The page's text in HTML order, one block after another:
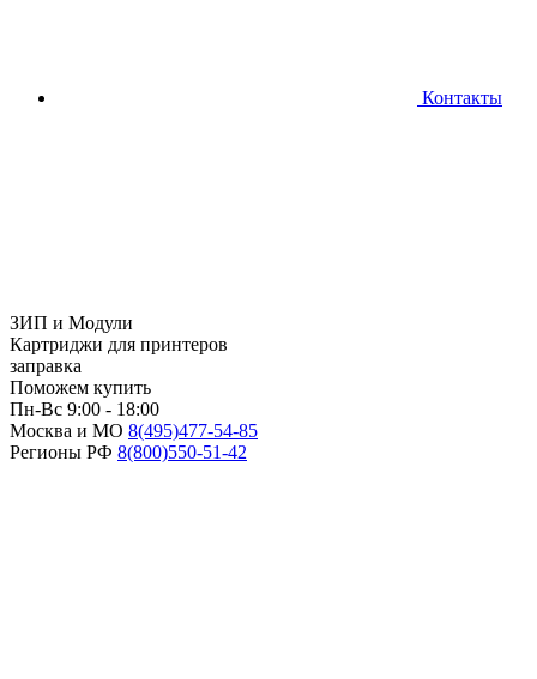
Контакты
ЗИП и Модули
Картриджи для принтеров
заправка
Поможем купить
Пн-Вс 9:00 - 18:00
Москва и МО 8(495)477-54-85
Регионы РФ 8(800)550-51-42